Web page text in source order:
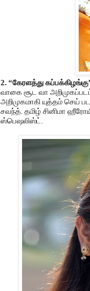
2. “கேரளத்து
வாகை சூட வா
அறிமுகமாகி யுத்தம் செய்
சவந்த். தமிழ் சினிமா
ஸ்பெஷலிஸ்ட்.